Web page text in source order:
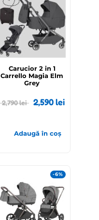
Carucior 2 in 1
Carrello Magia Elm
Grey
2,790lei 2,590lei
Adaugă în coș
-6%